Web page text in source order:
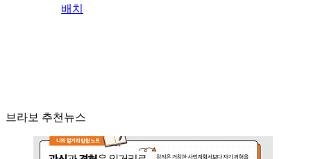
배치
브라보 추천뉴스